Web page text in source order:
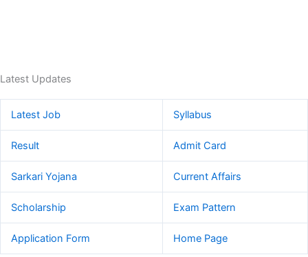
Latest Updates
Latest Job Syllabus
Result Admit Card
Sarkari Yojana Current Affairs
Scholarship Exam Pattern
Application Form Home Page